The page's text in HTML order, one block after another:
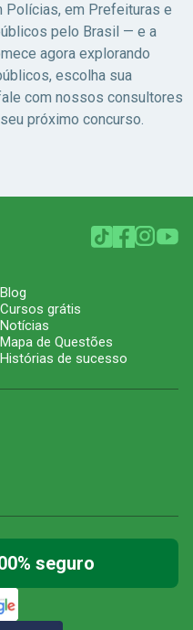
Polícias, em Prefeituras e
pelo Brasil — e a
agora explorando
escolha sua
com nossos consultores
próximo concurso.
Blog
Cursos grátis
Notícias
Mapa de Questões
Histórias de sucesso
seguro